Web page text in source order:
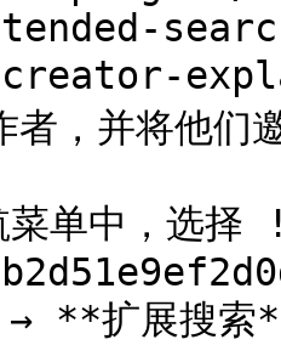
者，并将他们
菜单中，选
**扩展搜